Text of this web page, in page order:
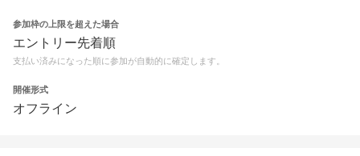
参加枠の上限を超えた場合
エントリー先着順
支払い済みになった順に参加が自動的に確定します。
開催形式
オフライン